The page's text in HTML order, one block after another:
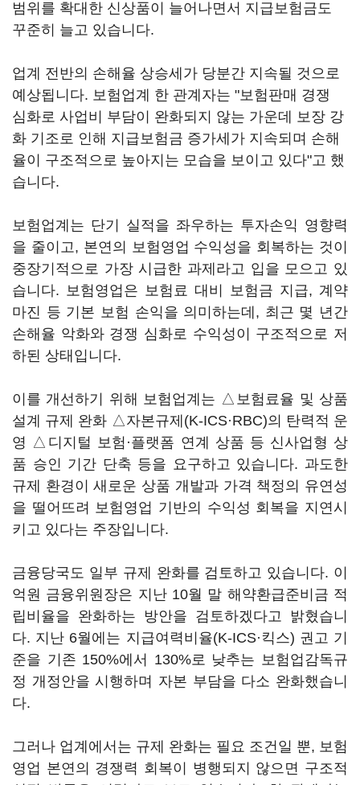
범위를 확대한 신상품이 늘어나면서 지급보험금도
꾸준히 늘고 있습니다.
업계 전반의 손해율 상승세가 당분간 지속될 것으로
예상됩니다. 보험업계 한 관계자는 "보험판매 경쟁
심화로 사업비 부담이 완화되지 않는 가운데 보장 강
화 기조로 인해 지급보험금 증가세가 지속되며 손해
율이 구조적으로 높아지는 모습을 보이고 있다"고 했
습니다.
보험업계는 단기 실적을 좌우하는 투자손익 영향력
을 줄이고, 본연의 보험영업 수익성을 회복하는 것이
중장기적으로 가장 시급한 과제라고 입을 모으고 있
습니다. 보험영업은 보험료 대비 보험금 지급, 계약
마진 등 기본 보험 손익을 의미하는데, 최근 몇 년간
손해율 악화와 경쟁 심화로 수익성이 구조적으로 저
하된 상태입니다.
이를 개선하기 위해 보험업계는 △보험료율 및 상품
설계 규제 완화 △자본규제(K-ICS·RBC)의 탄력적 운
영 △디지털 보험·플랫폼 연계 상품 등 신사업형 상
품 승인 기간 단축 등을 요구하고 있습니다. 과도한
규제 환경이 새로운 상품 개발과 가격 책정의 유연성
을 떨어뜨려 보험영업 기반의 수익성 회복을 지연시
키고 있다는 주장입니다.
금융당국도 일부 규제 완화를 검토하고 있습니다. 이
억원 금융위원장은 지난 10월 말 해약환급준비금 적
립비율을 완화하는 방안을 검토하겠다고 밝혔습니
다. 지난 6월에는 지급여력비율(K-ICS·킥스) 권고 기
준을 기존 150%에서 130%로 낮추는 보험업감독규
정 개정안을 시행하며 자본 부담을 다소 완화했습니
다.
그러나 업계에서는 규제 완화는 필요 조건일 뿐, 보험
영업 본연의 경쟁력 회복이 병행되지 않으면 구조적